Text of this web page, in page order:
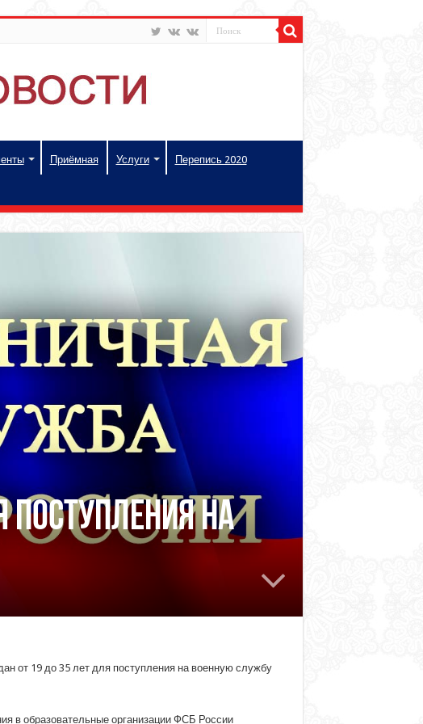
Приёмная Услуги Перепись 2020
на
от 19 до 35 лет для поступления на военную службу
в образовательные организации ФСБ России